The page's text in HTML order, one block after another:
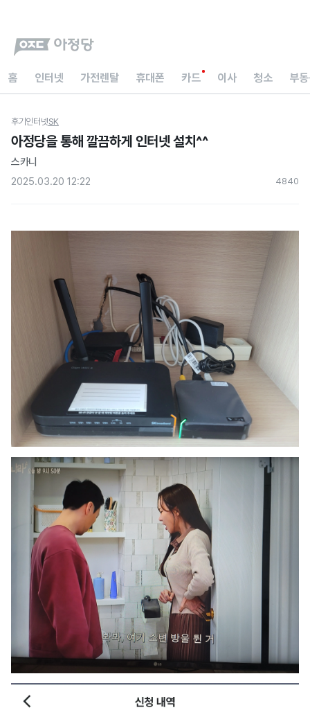
홈 인터넷 가전렌탈 휴대폰 카드 이사 청소 부
후기 인터넷SK
아정당을 통해 깔끔하게 인터넷 설치^^
스카니
2025.03.20 12:22
4840